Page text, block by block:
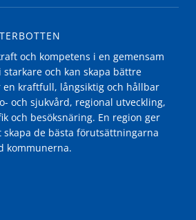
och kompetens i en gemensam
och kan skapa bättre
kraftfull, långsiktig och hållbar
och sjukvård, regional utveckling,
och besöksnäring. En region ger
skapa de bästa förutsättningarna
kommunerna.